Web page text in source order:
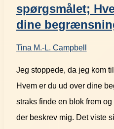
spørgsmålet;
dine
Tina M.-L. Campbell
Jeg stoppede, da jeg kom
Hvem er du ud over dine
straks finde en blok frem
der beskrev mig. Det viste